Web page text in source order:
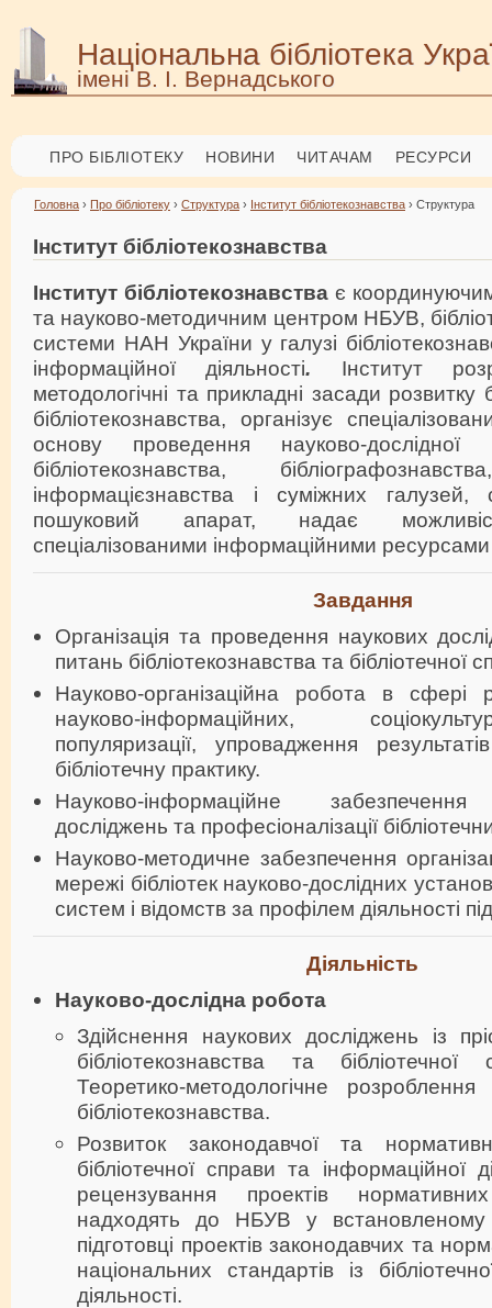
Національна бібліотека
імені В. І. Вернадського
ПРО БІБЛІОТЕКУ НОВИНИ ЧИТАЧАМ РЕСУРСИ
Головна › Про бібліотеку › Структура › Інститут бібліотекознавства › Структура
Інститут бібліотекознавства
Інститут бібліотекознавства є
та науково-методичним центром НБУВ,
системи НАН України у галузі
інформаційної діяльності. Інститут
методологічні та прикладні засади розвитку
бібліотекознавства, організує
основу проведення науково-
бібліотекознавства,
інформацієзнавства і суміжних галузей,
пошуковий апарат, надає
спеціалізованими інформаційними ресурсами
Завдання
Організація та проведення наукових
питань бібліотекознавства та бібліотечної
Науково-організаційна робота в сфері
науково-інформаційних,
популяризації, упровадження
бібліотечну практику.
Науково-інформаційне забезпечення
досліджень та професіоналізації
Науково-методичне забезпечення
мережі бібліотек науково-дослідних
систем і відомств за профілем діяльності
Діяльність
Науково-дослідна робота
Здійснення наукових досліджень із
бібліотекознавства та
Теоретико-методологічне
бібліотекознавства.
Розвиток законодавчої та
бібліотечної справи та інформаційної
рецензування проектів
надходять до НБУВ у встановленому
підготовці проектів законодавчих та
національних стандартів із
діяльності.